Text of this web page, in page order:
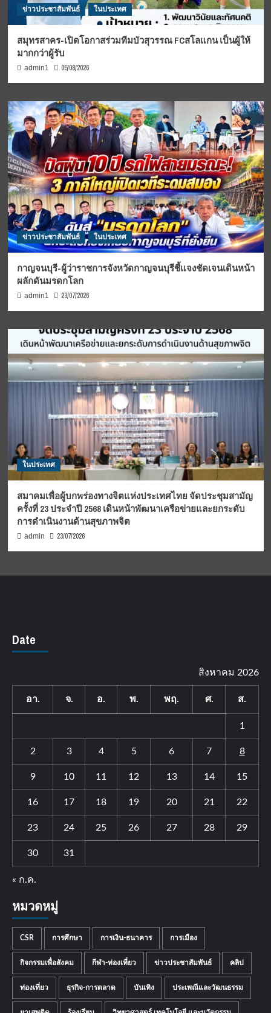
ข่าวประชาสัมพันธ์ ในประเทศ
สมุทรสาคร-เปิดโอกาสร่วมทีมบัวสุวรรณ FCสโลแกน เป็นผู้ให้
มากกว่าผู้รับ
admin1 05/08/2026
ข่าวประชาสัมพันธ์ ในประเทศ
กาญจนบุรี-ผู้ว่าราชการจังหวัดกาญจนบุรีชี้แจงชัดเจนเดินหน้า
ผลักดันมรดกโลก
admin1 23/07/2026
ในประเทศ
สมาคมเพื่อผู้บกพร่องทางจิตแห่งประเทศไทย จัดประชุมสามัญ
ครั้งที่ 23 ประจำปี 2568 เดินหน้าพัฒนาเครือข่ายและยกระดับ
การดำเนินงานด้านสุขภาพจิต
admin 23/07/2026
Date
สิงหาคม 2026
อา. จ. อ. พ. พฤ. ศ. ส.
1
2 3 4 5 6 7 8
9 10 11 12 13 14 15
16 17 18 19 20 21 22
23 24 25 26 27 28 29
30 31
« ก.ค.
หมวดหมู่
CSR การศึกษา การเงิน-ธนาคาร การเมือง
กิจกรรมเพื่อสังคม กีฬา-ท่องเที่ยว ข่าวประชาสัมพันธ์ คลิป
ท่องเที่ยว ธุรกิจ-การตลาด บันเทิง ประเพณีและวัฒนธรรม